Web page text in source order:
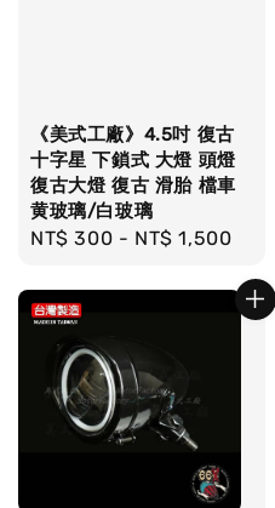
《美式工廠》4.5吋 復古
十字星 下鎖式 大燈 頭燈
復古大燈 復古 滑胎 檔車
黄玻璃/白玻璃
Regular
NT$ 300 - NT$ 1,500